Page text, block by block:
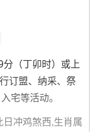
（丁卯时）或上
订盟、纳采、祭
宅等活动。
冲鸡煞西,生肖属